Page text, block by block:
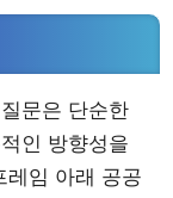
문은 단순한
인 방향성을
레임 아래 공공